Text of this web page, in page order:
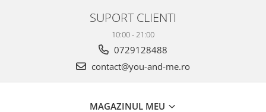
SUPORT CLIENTI
10:00 - 21:00
0729128488
contact@you-and-me.ro
MAGAZINUL MEU